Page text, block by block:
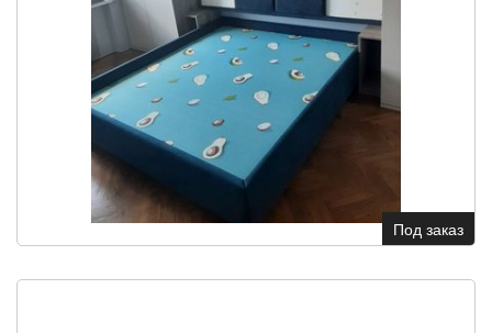
Под заказ